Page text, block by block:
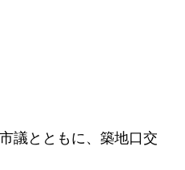
議とともに、築地口交